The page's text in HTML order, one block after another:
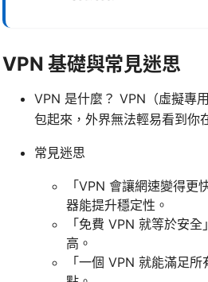
VPN 基礎與常見迷思
VPN 是什麼？ VPN（虛擬專
包起來，外界無法輕易看到你
常見迷思
「VPN 會讓網速變得
器能提升穩定性。
「免費 VPN 就等於安
高。
「一個 VPN 就能滿足